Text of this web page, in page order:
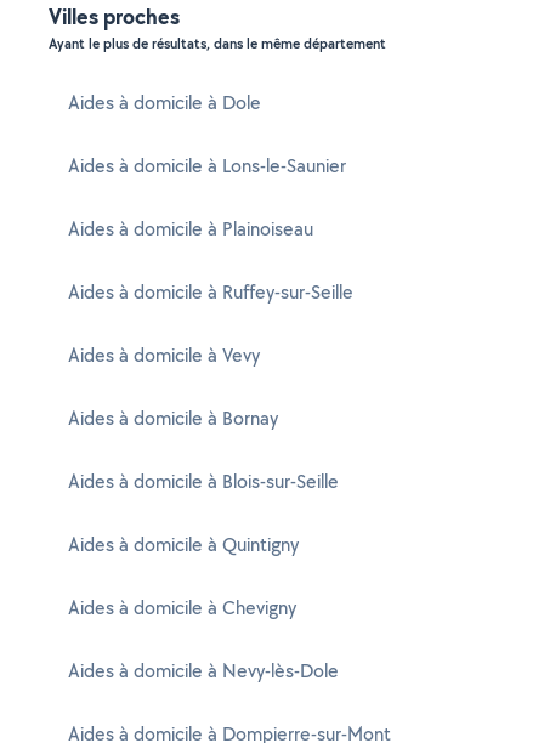
Villes proches
Ayant le plus de résultats, dans le même département
Aides à domicile à Dole
Aides à domicile à Lons-le-Saunier
Aides à domicile à Plainoiseau
Aides à domicile à Ruffey-sur-Seille
Aides à domicile à Vevy
Aides à domicile à Bornay
Aides à domicile à Blois-sur-Seille
Aides à domicile à Quintigny
Aides à domicile à Chevigny
Aides à domicile à Nevy-lès-Dole
Aides à domicile à Dompierre-sur-Mont